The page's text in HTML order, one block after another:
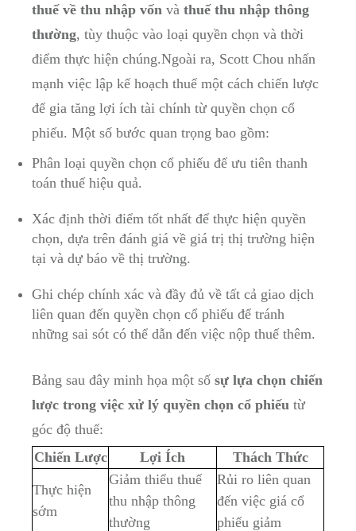
thuế về thu nhập ‍vốn và thuế thu nhập⁣ thông
thường, tùy thuộc‌ vào loại quyền chọn và​ thời
điểm thực hiện⁢ chúng.Ngoài ra, Scott ⁣Chou nhấn
⁢mạnh việc lập⁣ kế hoạch thuế một cách‍ chiến‌ lược
để gia tăng lợi ích tài chính từ quyền ​chọn cổ
phiếu. Một số bước quan trọng bao gồm:
Phân loại quyền chọn cổ phiếu ​để ưu ⁤tiên thanh
toán thuế hiệu quả.
Xác⁤ định thời điểm tốt nhất để thực hiện ‌quyền
chọn, ⁣dựa ‌trên đánh giá về giá trị thị trường hiện⁤
tại và dự⁤ báo về thị⁣ trường.
Ghi chép chính xác và đầy ‌đủ về tất cả giao dịch
liên quan đến quyền ‍chọn cổ phiếu để tránh
những sai ‌sót có thể dẫn đến việc⁤ nộp⁢ thuế thêm.
Bảng sau đây minh họa‌ một số⁤ sự​ lựa chọn chiến
lược⁢ trong việc⁢ xử lý ⁢quyền ⁢chọn ⁤cổ phiếu từ⁤
góc độ thuế:
Chiến Lược
Lợi Ích Thách‍ Thức
Thực hiện
‌sớm
Giảm thiểu thuế
thu ⁤nhập thông
thường
Rủi ‌ro liên ​quan
đến ⁢việc‌ giá cổ
phiếu giảm